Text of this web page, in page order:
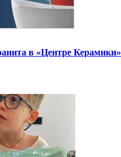
в «Центре Керамики»